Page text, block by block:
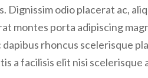
Dignissim odio placerat ac,
montes porta adipiscing
rhoncus scelerisque
a facilisis elit nisi